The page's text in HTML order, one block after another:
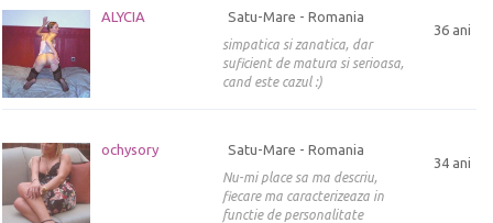
ALYCIA
36 ani
Satu-Mare - Romania
simpatica si zanatica, dar
suficient de matura si serioasa,
cand este cazul :)
ochysory
34 ani
Satu-Mare - Romania
Nu-mi place sa ma descriu,
fiecare ma caracterizeaza in
functie de personalitate